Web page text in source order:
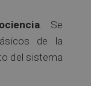
. Se
de la
del sistema